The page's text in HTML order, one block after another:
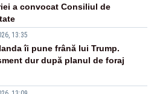
a convocat Consiliul de
13:35
îi pune frână lui Trump.
dur după planul de foraj